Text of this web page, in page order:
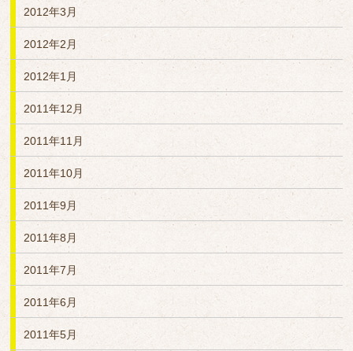
2012年3月
2012年2月
2012年1月
2011年12月
2011年11月
2011年10月
2011年9月
2011年8月
2011年7月
2011年6月
2011年5月